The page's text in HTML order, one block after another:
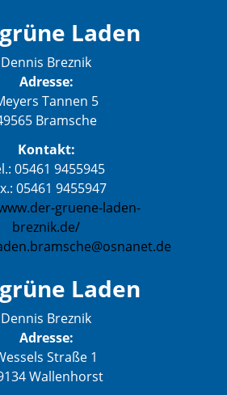
Laden
Dennis Breznik
Adresse:
Tannen 5
Bramsche
Kontakt:
05461 9455945
05461 9455947
gruene-laden-
breznik.de/
Laden
Dennis Breznik
Adresse:
Straße 1
Wallenhorst